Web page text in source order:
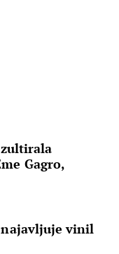
Gagro,
najavljuje vinil